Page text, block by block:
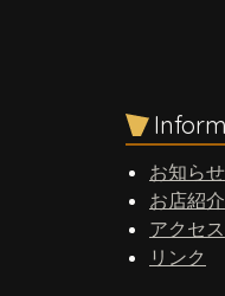
お知らせ
お店紹介
アクセス
リンク